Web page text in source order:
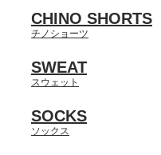
CHINO SHORTS
チノショーツ
SWEAT
スウェット
SOCKS
ソックス